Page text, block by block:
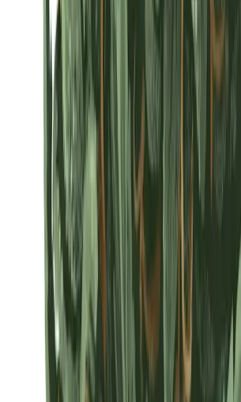
Sativa Strains Indica Strains
Standorte